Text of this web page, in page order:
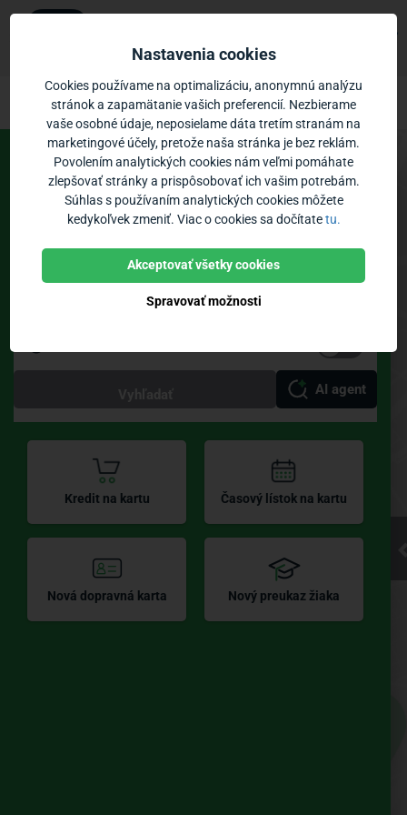
Prejsť na obsahUbian – cestovné poriadky MHD Senica
Kliknite pre
načítanie
UBIAN
Spoje Odchody
MHD Senica
AI agent
Kredit na kartu Časový lístok na kartu
Nová dopravná karta Nový preukaz žiaka
0Priblíženie:
Zadarmo - v Google Play
Zobraziť
Nastavenia cookies
Cookies používame na optimalizáciu, anonymnú analýzu
stránok a zapamätanie vašich preferencií. Nezbierame
vaše osobné údaje, neposielame dáta tretím stranám na
marketingové účely, pretože naša stránka je bez reklám.
Povolením analytických cookies nám veľmi pomáhate
zlepšovať stránky a prispôsobovať ich vašim potrebám.
Súhlas s používaním analytických cookies môžete
kedykoľvek zmeniť. Viac o cookies sa dočítatetu.
Spravovať možnosti
Akceptovať všetky cookies